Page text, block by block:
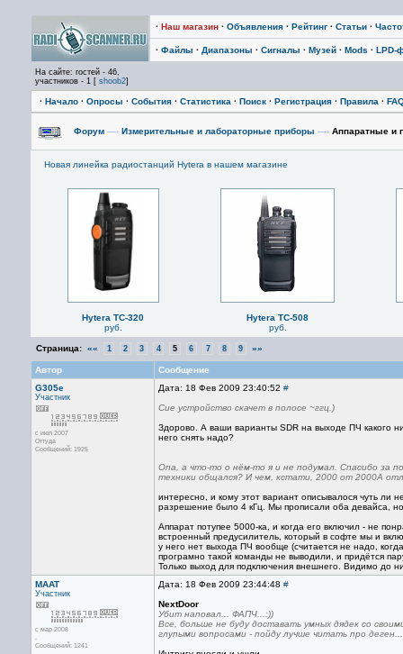
· Наш магазин · Объявления · Рейтинг · Статьи ·
· Файлы · Диапазоны · Сигналы · Музей · Mods · LPD-
На сайте: гостей - 46,
участников - 1 [ shoob2]
· Начало · Опросы · События · Статистика · Поиск · Регистрация · Правила ·
Форум —› Измерительные и лабораторные приборы —› Аппаратные и
Новая линейка радиостанций Hytera в нашем магазине
Hytera TC-320
руб.
Hytera TC-508
руб.
Страница: «« 1 2 3 4 5 6 7 8 9 »»
Автор
Сообщение
G305e
Участник
с июл 2007
Оттуда
Сообщений: 1925
Дата: 18 Фев 2009 23:40:52 #
Сие устройство скачет в полосе ~ггц.)
Здорово. А ваши варианты SDR на выходе ПЧ какого
него снять надо?
Опа, а что-то о нём-то я и не подумал. Спасибо за
техники общался? И чем, кстати, 2000 от 2000А
интересно, и кому этот вариант описывалося чуть ли
разрешение было 4 кГц. Мы прописали оба девайса,
Аппарат потупее 5000-ка, и когда его включил - не
встроенный предусилитель, который в софте мы и
у него нет выхода ПЧ вообще (считается не надо,
програмно такой команды не выводили, и придётся
Только выход для подключения внешнего. Видимо до
MAAT
Участник
с мар 2008
.
Сообщений: 1241
Дата: 18 Фев 2009 23:44:48 #
NextDoor
Убит наповал... ФАПЧ...:))
Все, больше не буду доставать умных дядек со
глупыми вопросами - пойду лучше читать про деген...